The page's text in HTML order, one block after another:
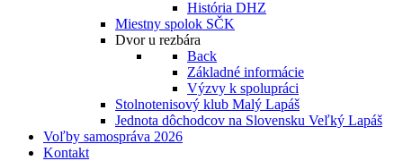
História DHZ
Miestny spolok SČK
Dvor u rezbára
Back
Základné informácie
Výzvy k spolupráci
Stolnotenisový klub Malý Lapáš
Jednota dôchodcov na Slovensku Veľký Lapáš
Voľby samospráva 2026
Kontakt